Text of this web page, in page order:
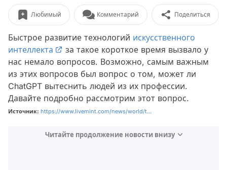
Любимый Комментарий Поделиться
Быстрое развитие технологий искусственного
интеллекта
за такое короткое время вызвало у
нас немало вопросов. Возможно, самым важным
из этих вопросов был вопрос о том, может ли
ChatGPT вытеснить людей из их профессии.
Давайте подробно рассмотрим этот вопрос.
Источник: https://www.livemint.com/news/world/t...
Читайте продолжение новости внизу